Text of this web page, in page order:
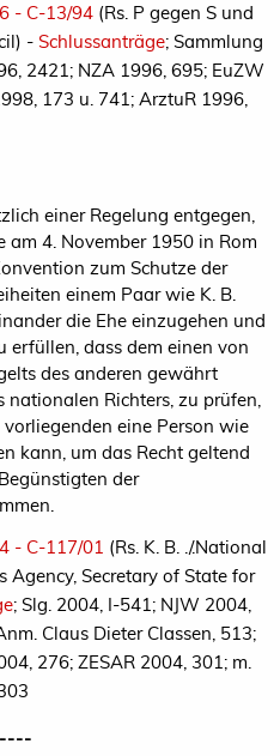
- C-13/94 (Rs. P gegen S und
- Schlussanträge; Sammlung
2421; NZA 1996, 695; EuZW
173 u. 741; ArztuR 1996,
einer Regelung entgegen,
am 4. November 1950 in Rom
zum Schutze der
einem Paar wie K. B.
die Ehe einzugehen und
erfüllen, dass dem einen von
des anderen gewährt
nationalen Richters, zu prüfen,
eine Person wie
kann, um das Recht geltend
der
- C-117/01 (Rs. K. B. ./.National
Agency, Secretary of State for
; Slg. 2004, I-541; NJW 2004,
Claus Dieter Classen, 513;
276; ZESAR 2004, 301; m.